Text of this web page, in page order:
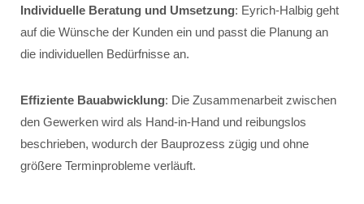
Individuelle Beratung und Umsetzung: Eyrich-Halbig geht
auf die Wünsche der Kunden ein und passt die Planung an
die individuellen Bedürfnisse an.
Effiziente Bauabwicklung: Die Zusammenarbeit zwischen
den Gewerken wird als Hand-in-Hand und reibungslos
beschrieben, wodurch der Bauprozess zügig und ohne
größere Terminprobleme verläuft.